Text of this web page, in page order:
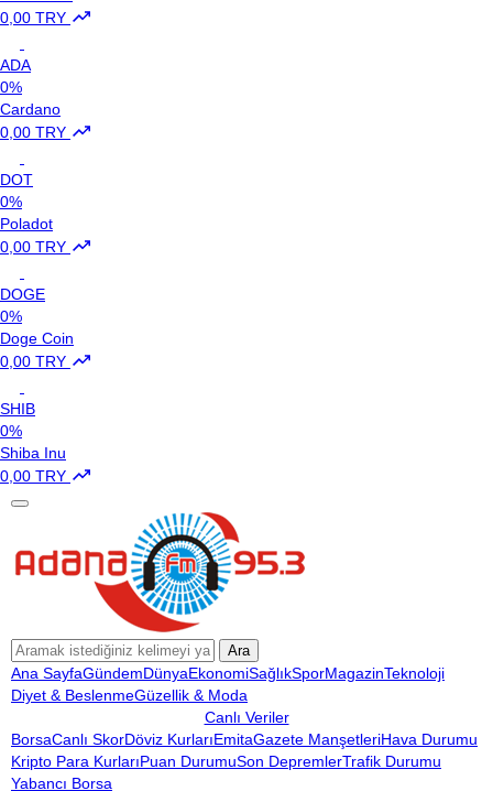
0,00 TRY
ADA
0%
Cardano
0,00 TRY
DOT
0%
Poladot
0,00 TRY
DOGE
0%
Doge Coin
0,00 TRY
SHIB
0%
Shiba Inu
0,00 TRY
Ara
Ana SayfaGündemDünyaEkonomiSağlıkSporMagazinTeknoloji
Diyet & BeslenmeGüzellik & Moda
Canlı Veriler
BorsaCanlı SkorDöviz KurlarıEmitaGazete ManşetleriHava Durumu
Kripto Para KurlarıPuan DurumuSon DepremlerTrafik Durumu
Yabancı Borsa